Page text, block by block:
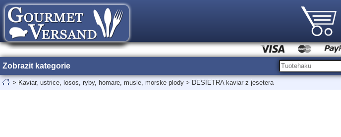
Zobrazit kategorie
> Kaviar, ustrice, losos, ryby, homare, musle, morske plody > DESIETRA kaviar z jesetera